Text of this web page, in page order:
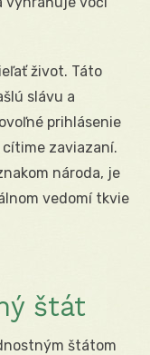
život. Táto
slávu a
prihlásenie
zaviazaní.
národa, je
vedomí tkvie
štát
štátom